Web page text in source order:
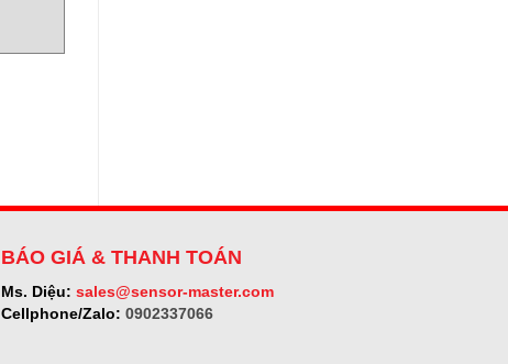
BÁO GIÁ & THANH TOÁN
Ms. Diệu: sales@sensor-master.com
Cellphone/Zalo: 0902337066